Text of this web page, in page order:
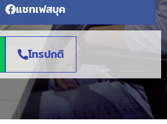
แชทเฟสบุค
โทรปกติ